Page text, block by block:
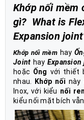
Khớp nối mềm
gì? What is
Expansion
Khớp nối mềm hay
Joint hay
hoặc Ống với thiết
nhau. Khớp nối này
Inox, với kiểu nối
kiểu nối mặt bích